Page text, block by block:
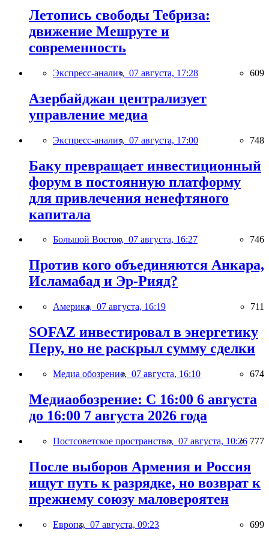
Летопись свободы Тебриза:
движение Мешруте и
современность
Экспресс-анализ, 07 августа, 17:28 609
Азербайджан централизует
управление медиа
Экспресс-анализ, 07 августа, 17:00 748
Баку превращает инвестиционный
форум в постоянную платформу
для привлечения ненефтяного
капитала
Большой Восток, 07 августа, 16:27 746
Против кого объединяются Анкара,
Исламабад и Эр-Рияд?
Америка, 07 августа, 16:19 711
SOFAZ инвестировал в энергетику
Перу, но не раскрыл сумму сделки
Медиа обозрение, 07 августа, 16:10 674
Медиаобозрение: С 16:00 6 августа
до 16:00 7 августа 2026 года
Постсоветское пространство, 07 августа, 10:26 777
После выборов Армения и Россия
ищут путь к разрядке, но возврат к
прежнему союзу маловероятен
Европа, 07 августа, 09:23 699